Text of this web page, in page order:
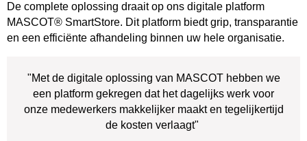
De complete oplossing draait op ons digitale platform
MASCOT® SmartStore. Dit platform biedt grip, transparantie
en een efficiënte afhandeling binnen uw hele organisatie.
"Met de digitale oplossing van MASCOT hebben we
een platform gekregen dat het dagelijks werk voor
onze medewerkers makkelijker maakt en tegelijkertijd
de kosten verlaagt"